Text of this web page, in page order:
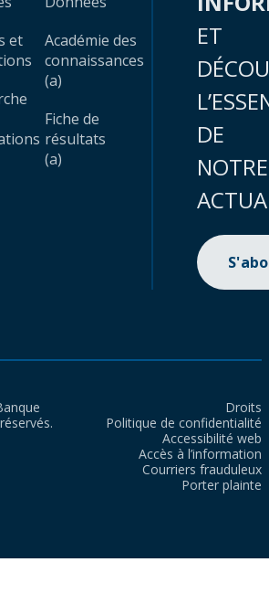
et
Académie des
connaissances
(a)
Fiche de
résultats
(a)
ET
DE
NOTRE
Droits
Politique de confidentialité
Accessibilité web
Accès à l’information
Courriers frauduleux
Porter plainte